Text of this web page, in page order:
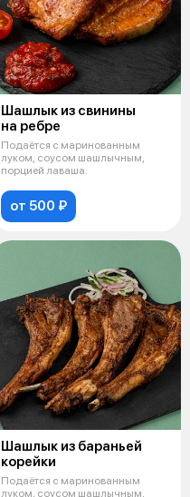
Шашлык из свинины
на ребре
Подаётся с маринованным
луком, соусом шашлычным,
порцией лаваша.
от 500 ₽
Шашлык из бараньей
корейки
Подаётся с маринованным
луком, соусом шашлычным,